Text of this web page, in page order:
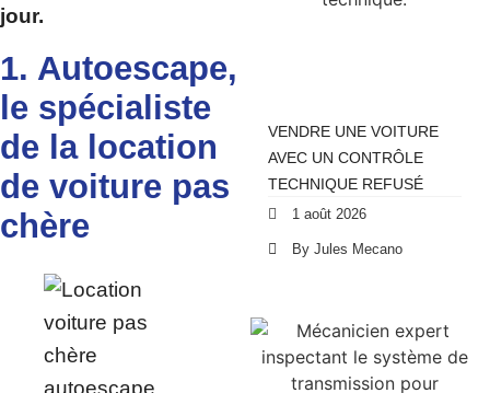
jour.
1. Autoescape,
le spécialiste
de la location
de voiture pas
chère
VENDRE UNE VOITURE
AVEC UN CONTRÔLE
TECHNIQUE REFUSÉ
1 août 2026
By Jules Mecano